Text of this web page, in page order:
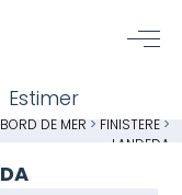
Estimer
DE MER > FINISTÈRE>
LANDEDA